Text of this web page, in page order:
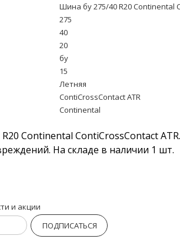
Шина бу 275/40 R20 Continental
275
40
20
бу
15
Летняя
ContiCrossContact ATR
Continental
Continental ContiCrossContact
На складе в наличии 1 шт.
и акции
ПОДПИСАТЬСЯ